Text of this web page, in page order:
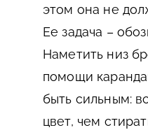
этом она не
Ее задача –
Наметить низ
помощи
быть сильным:
цвет, чем